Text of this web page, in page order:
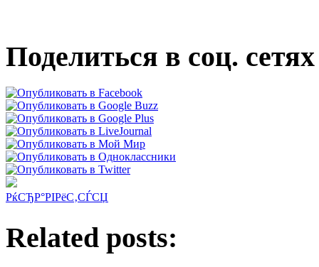
Поделиться в соц. сетях
РќСЂР°РІРёС‚СЃСЏ
Related posts: